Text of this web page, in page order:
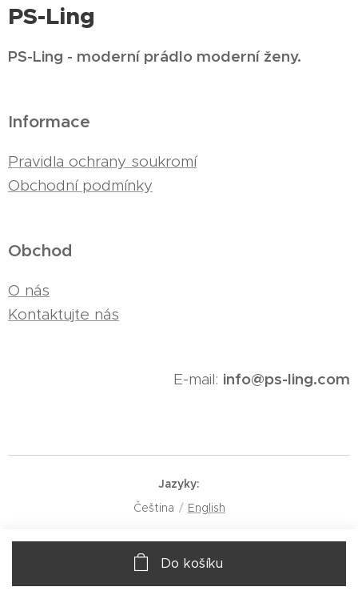
Do košíku
PS-Ling
PS-Ling - moderní prádlo moderní ženy.
Informace
Pravidla ochrany soukromí
Obchodní podmínky
Obchod
O nás
Kontaktujte nás
E-mail: info@ps-ling.com
Jazyky
Čeština
English